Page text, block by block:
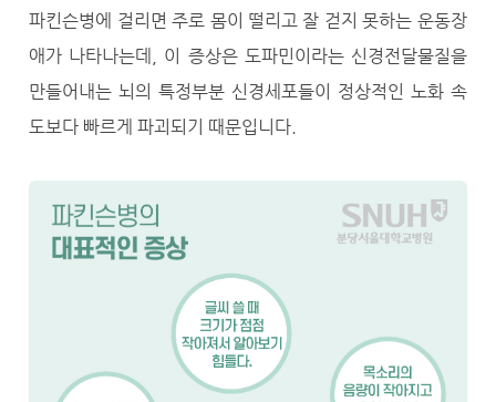
파킨슨병에 걸리면 주로 몸이 떨리고 잘 걷지 못하는 운동장
애가 나타나는데, 이 증상은 도파민이라는 신경전달물질을
만들어내는 뇌의 특정부분 신경세포들이 정상적인 노화 속
도보다 빠르게 파괴되기 때문입니다.